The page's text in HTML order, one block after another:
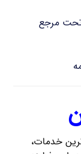
تحت مرجع
خدمات،